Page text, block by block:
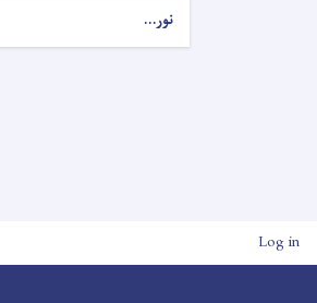
نور...
User account menu
Log in